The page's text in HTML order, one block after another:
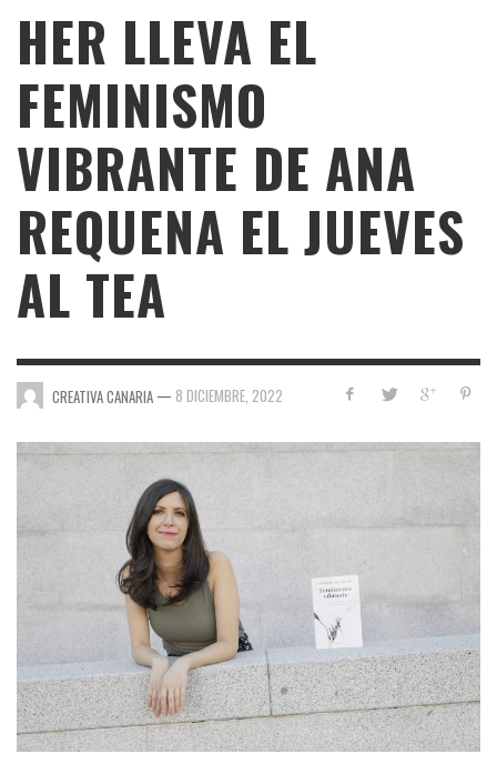
HER LLEVA EL
FEMINISMO
VIBRANTE DE ANA
REQUENA EL JUEVES
AL TEA
CREATIVA CANARIA — 8 DICIEMBRE, 2022